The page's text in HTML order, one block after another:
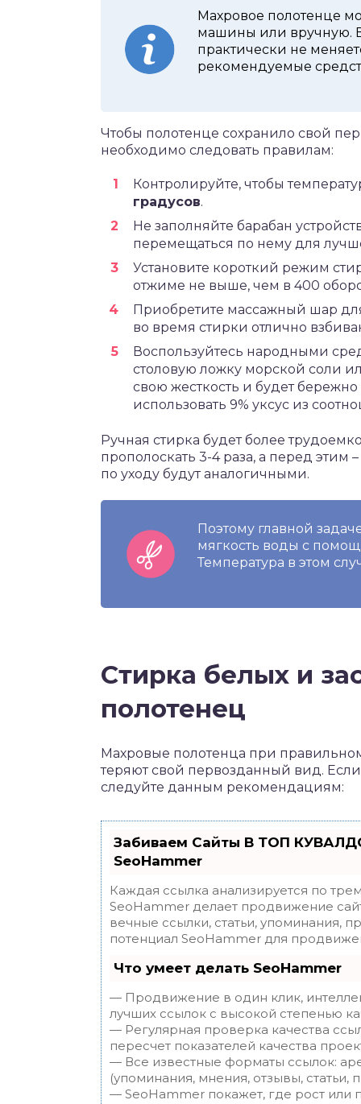
Махровое полотенце
машины или вручную.
практически не
рекомендуемые
Чтобы полотенце сохранило свой
необходимо следовать правилам:
Контролируйте, чтобы
градусов.
Не заполняйте барабан
перемещаться по нему для
Установите короткий режим
отжиме не выше, чем в 400
Приобретите массажный шар
во время стирки отлично
Воспользуйтесь народными
столовую ложку морской соли
свою жесткость и будет
использовать 9% уксус из
Ручная стирка будет более
прополоскать 3-4 раза, а перед
по уходу будут аналогичными.
Поэтому главной
мягкость воды с
Температура в этом
Стирка белых и
полотенец
Махровые полотенца при
теряют свой первозданный вид.
следуйте данным рекомендациям:
Забиваем Сайты В ТОП
SeoHammer
Каждая ссылка анализируется по
SeoHammer делает продвижение
вечные ссылки, статьи, упоминания,
потенциал SeoHammer для
Что умеет делать SeoHammer
— Продвижение в один клик,
лучших ссылок с высокой степенью
— Регулярная проверка качества
пересчет показателей качества
— Все известные форматы ссылок:
(упоминания, мнения, отзывы, статьи,
— SeoHammer покажет, где рост или